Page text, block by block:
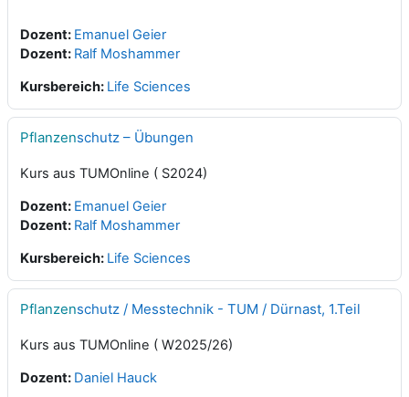
Dozent: Emanuel Geier
Dozent: Ralf Moshammer
Kursbereich: Life Sciences
Pflanzenschutz – Übungen
Kurs aus TUMOnline ( S2024)
Dozent: Emanuel Geier
Dozent: Ralf Moshammer
Kursbereich: Life Sciences
Pflanzenschutz / Messtechnik - TUM / Dürnast, 1.Teil
Kurs aus TUMOnline ( W2025/26)
Dozent: Daniel Hauck